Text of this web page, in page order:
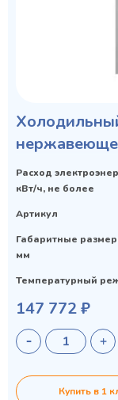
Расход
кВт/ч, не более
Артикул
Габаритные
мм
Температурный
147 772 ₽
Купить в 1